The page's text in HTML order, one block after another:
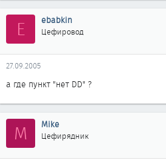
E ebabkin
Цефировод
27.09.2005
а где пункт "нет DD" ?
M Mike
Цефирядник